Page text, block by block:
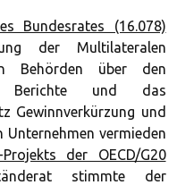
Bundesrates (16.078)
der Multilateralen
Behörden über den
Berichte und das
Gewinnverkürzung und
vermieden
Projekts der OECD/G20
stimmte der